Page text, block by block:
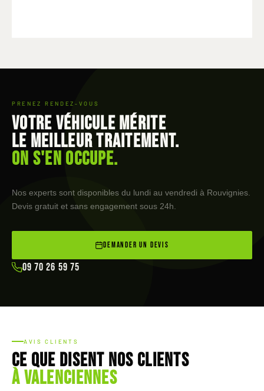
PRENEZ RENDEZ-VOUS
Votre véhicule mérite
le meilleur traitement.
On s'en occupe.
Nos experts sont disponibles du lundi au vendredi à Rouvignies.
Devis gratuit et sans engagement sous 24h.
DEMANDER UN DEVIS
09 70 26 59 75
AVIS CLIENTS
Ce que disent nos clients
à Valenciennes